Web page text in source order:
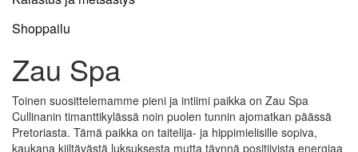
Shoppailu
Zau Spa
Toinen suosittelemamme pieni ja intiimi paikka on Zau Spa
Cullinanin timanttikylässä noin puolen tunnin ajomatkan päässä
Pretoriasta. Tämä paikka on taitelija- ja hippimielisille sopiva,
kaukana kiiltävästä luksuksesta mutta täynnä positiivista energiaa